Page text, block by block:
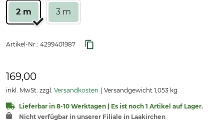
2 m 3 m
Artikel-Nr.: 4299401987
169,00
inkl. MwSt. zzgl. Versandkosten Versandgewicht 1,053 kg
Lieferbar in 8-10 Werktagen | Es ist noch 1 Artikel auf Lager.
Nicht verfügbar in unserer Filiale in Laakirchen